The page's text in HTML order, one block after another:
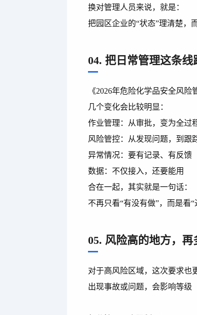
换对管理人员来说，就是：
把园区企业的“状态”理清楚，
04. 把日常管理这条
《2026年危险化学品安全风
几个变化会比较明显：
作业管理：从审批，变为全过
风险管控：从发现问题，到跟
异常情况：要有记录、有反馈
数据：不仅接入，还要能用
合在一起，其实就是一句话：
不再只看“有没有做”，而是看
05. 风险高的地方，再
对于高风险区域，这次要求也
出现事故或问题，会影响等级